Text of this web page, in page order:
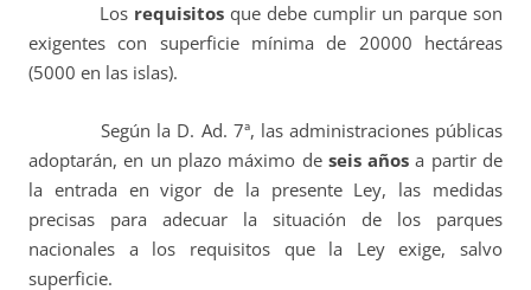
Los requisitos que debe cumplir un parque son
exigentes con superficie mínima de 20000 hectáreas
(5000 en las islas).
Según la D. Ad. 7ª, las administraciones públicas
adoptarán, en un plazo máximo de seis años a partir de
la entrada en vigor de la presente Ley, las medidas
precisas para adecuar la situación de los parques
nacionales a los requisitos que la Ley exige, salvo
superficie.